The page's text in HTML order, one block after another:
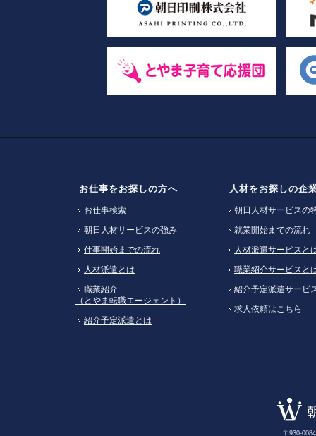
お仕事をお探しの方へ
お仕事検索
朝日人材サービスの強み
仕事開始までの流れ
人材派遣とは
職業紹介
（とやま転職エージェント）
紹介予定派遣とは
人材をお探しの企
朝日人材サービスの
就業開始までの流れ
人材派遣サービスと
職業紹介サービスと
紹介予定派遣サービ
求人依頼はこちら
〒930-0084